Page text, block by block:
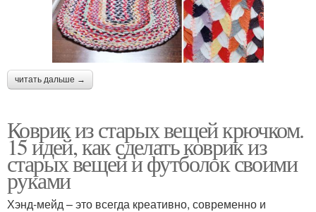
читать дальше →
Коврик из старых вещей крючком.
15 идей, как сделать коврик из
старых вещей и футболок своими
руками
Хэнд-мейд – это всегда креативно, современно и